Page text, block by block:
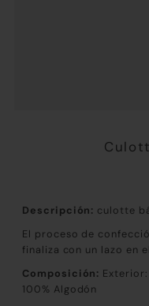
Descripción: culotte
El proceso de
finaliza con un lazo en
Composición:
100% Algodón